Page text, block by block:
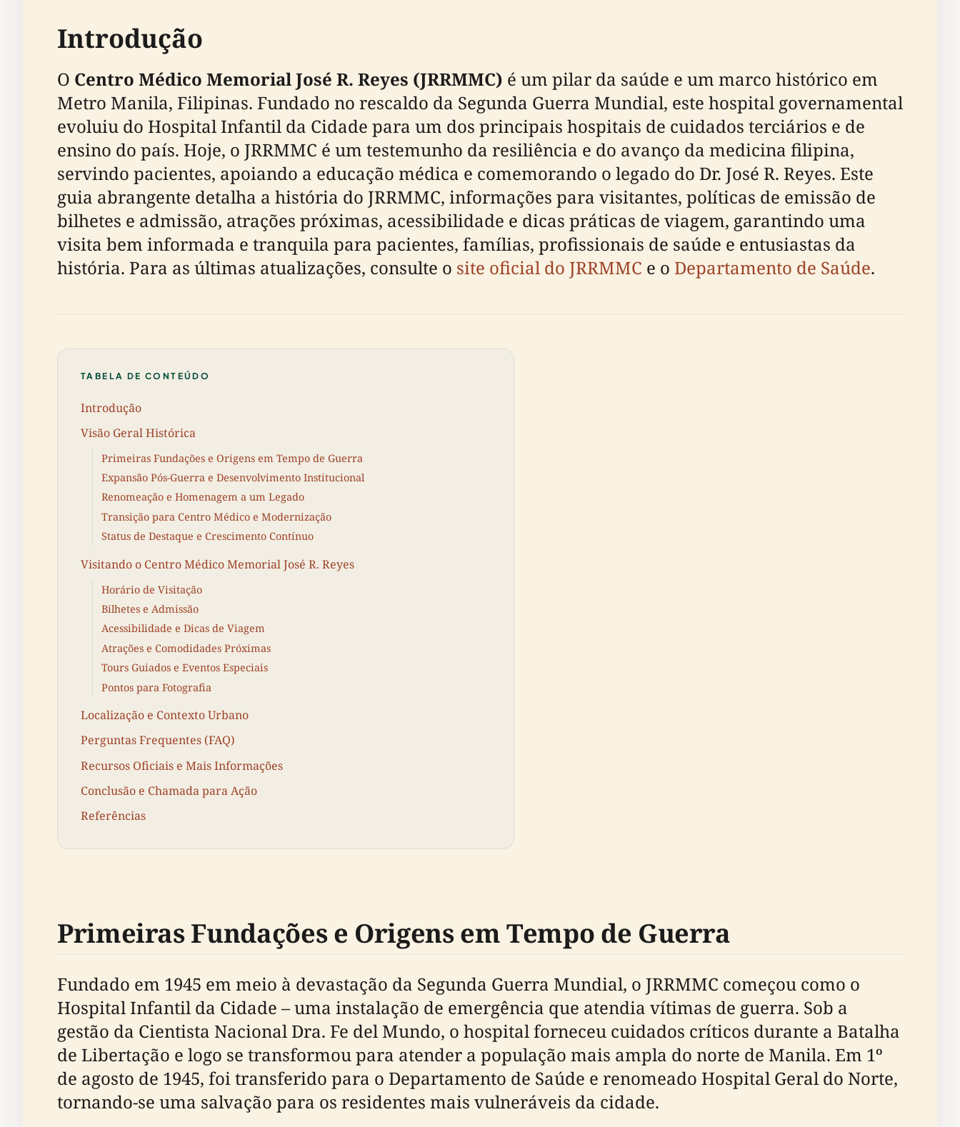
Introdução
O Centro Médico Memorial José R. Reyes (JRRMMC) é um pilar da saúde e um marco histórico em
Metro Manila, Filipinas. Fundado no rescaldo da Segunda Guerra Mundial, este hospital governamental
evoluiu do Hospital Infantil da Cidade para um dos principais hospitais de cuidados terciários e de
ensino do país. Hoje, o JRRMMC é um testemunho da resiliência e do avanço da medicina filipina,
servindo pacientes, apoiando a educação médica e comemorando o legado do Dr. José R. Reyes. Este
guia abrangente detalha a história do JRRMMC, informações para visitantes, políticas de emissão de
bilhetes e admissão, atrações próximas, acessibilidade e dicas práticas de viagem, garantindo uma
visita bem informada e tranquila para pacientes, famílias, profissionais de saúde e entusiastas da
história. Para as últimas atualizações, consulte o site oficial do JRRMMC e o Departamento de Saúde.
TABELA DE CONTEÚDO
Introdução
Visão Geral Histórica
Primeiras Fundações e Origens em Tempo de Guerra
Expansão Pós-Guerra e Desenvolvimento Institucional
Renomeação e Homenagem a um Legado
Transição para Centro Médico e Modernização
Status de Destaque e Crescimento Contínuo
Visitando o Centro Médico Memorial José R. Reyes
Horário de Visitação
Bilhetes e Admissão
Acessibilidade e Dicas de Viagem
Atrações e Comodidades Próximas
Tours Guiados e Eventos Especiais
Pontos para Fotografia
Localização e Contexto Urbano
Perguntas Frequentes (FAQ)
Recursos Oficiais e Mais Informações
Conclusão e Chamada para Ação
Referências
Primeiras Fundações e Origens em Tempo de Guerra
Fundado em 1945 em meio à devastação da Segunda Guerra Mundial, o JRRMMC começou como o
Hospital Infantil da Cidade – uma instalação de emergência que atendia vítimas de guerra. Sob a
gestão da Cientista Nacional Dra. Fe del Mundo, o hospital forneceu cuidados críticos durante a Batalha
de Libertação e logo se transformou para atender a população mais ampla do norte de Manila. Em 1º
de agosto de 1945, foi transferido para o Departamento de Saúde e renomeado Hospital Geral do Norte,
tornando-se uma salvação para os residentes mais vulneráveis da cidade.